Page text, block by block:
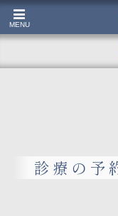
MENU
診療の予